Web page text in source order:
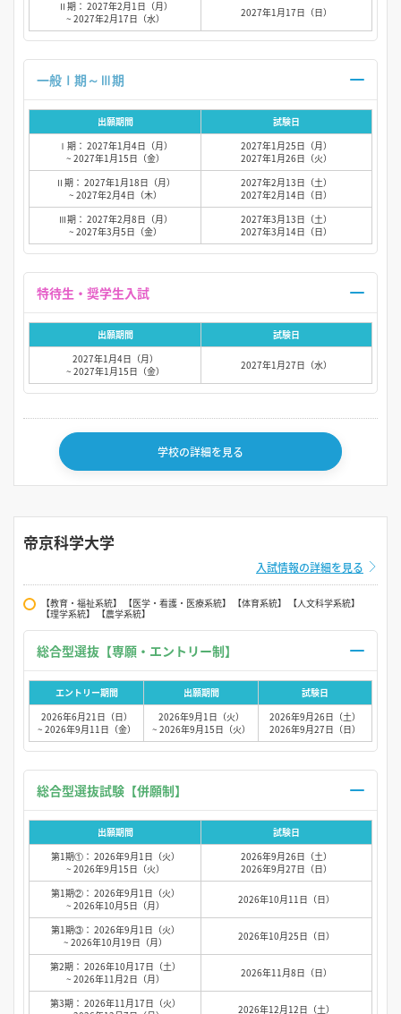
Ⅱ期： 2027年2月1日（月）
~ 2027年2月17日（水）
2027年1月17日（日）
出願期間
試験日
Ⅰ期： 2027年1月4日（月）
~ 2027年1月15日（金）
2027年1月25日（月）
2027年1月26日（火）
Ⅱ期： 2027年1月18日（月）
~ 2027年2月4日（木）
2027年2月13日（土）
2027年2月14日（日）
Ⅲ期： 2027年2月8日（月）
~ 2027年3月5日（金）
2027年3月13日（土）
2027年3月14日（日）
出願期間
試験日
2027年1月4日（月）
~ 2027年1月15日（金）
2027年1月27日（水）
学校の詳細を見る
帝京科学大学
入試情報の詳細を見る
【教育・福祉系統】 【医学・看護・医療系統】 【体育系統】 【人文科学系統】
【理学系統】 【農学系統】
エントリー期間 出願期間
試験日
2026年6月21日（日）
~ 2026年9月11日（金）
2026年9月1日（火）
~ 2026年9月15日（火）
2026年9月26日（土）
2026年9月27日（日）
出願期間
試験日
第1期①： 2026年9月1日（火）
~ 2026年9月15日（火）
2026年9月26日（土）
2026年9月27日（日）
第1期②： 2026年9月1日（火）
~ 2026年10月5日（月）
2026年10月11日（日）
第1期③： 2026年9月1日（火）
~ 2026年10月19日（月）
2026年10月25日（日）
第2期： 2026年10月17日（土）
~ 2026年11月2日（月）
2026年11月8日（日）
第3期： 2026年11月17日（火）
2026年12月12日（土）